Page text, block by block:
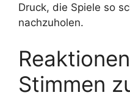
Druck, die Spiele so
nachzuholen.
Stimmen